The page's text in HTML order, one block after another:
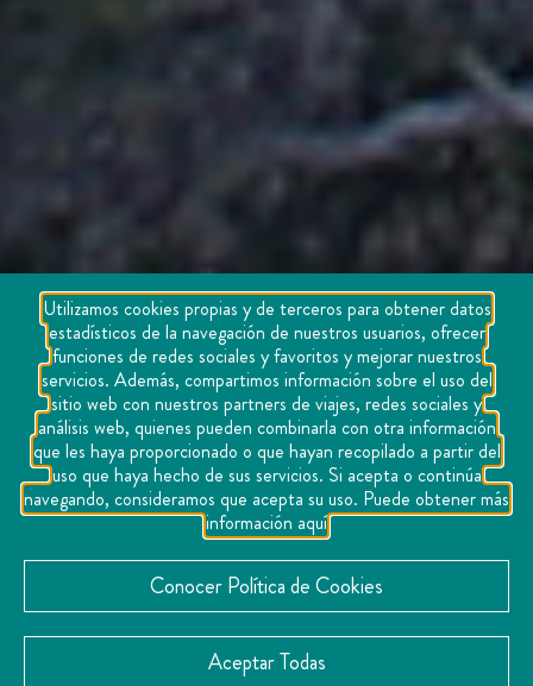
Utilizamos cookies propias y de terceros para obtener datos
estadísticos de la navegación de nuestros usuarios, ofrecer
funciones de redes sociales y favoritos y mejorar nuestros
servicios. Además, compartimos información sobre el uso del
sitio web con nuestros partners de viajes, redes sociales y
análisis web, quienes pueden combinarla con otra información
que les haya proporcionado o que hayan recopilado a partir del
uso que haya hecho de sus servicios. Si acepta o continúa
navegando, consideramos que acepta su uso. Puede obtener más
información aquí
Conocer Política de Cookies
Aceptar Todas